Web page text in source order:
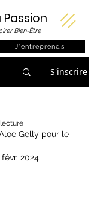
Passion
Bien-Être
J'entreprends
S'inscrire
Gelly pour le
févr. 2024
5.